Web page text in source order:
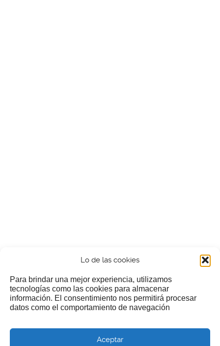
Lo de las cookies
Para brindar una mejor experiencia, utilizamos
tecnologías como las cookies para almacenar
información. El consentimiento nos permitirá procesar
datos como el comportamiento de navegación
Aceptar
¿Nos invitas a un cafecillo?
Si te gusta nuestra web puedes echar limosna a estos